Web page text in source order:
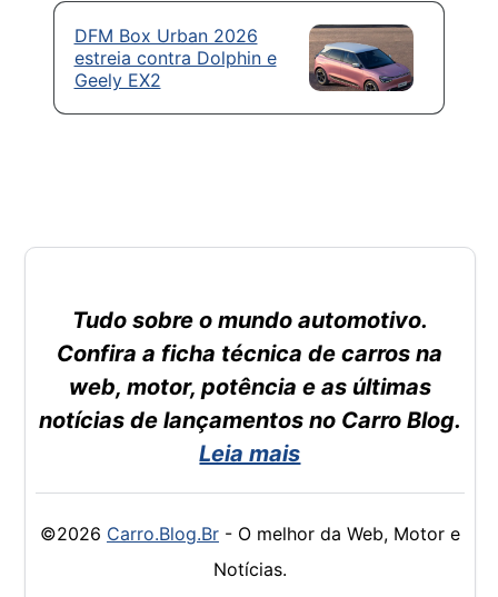
DFM Box Urban 2026
estreia contra Dolphin e
Geely EX2
Tudo sobre o mundo automotivo.
Confira a ficha técnica de carros na
web, motor, potência e as últimas
notícias de lançamentos no Carro Blog.
Leia mais
©2026 Carro.Blog.Br- O melhor da Web, Motor e
Notícias.